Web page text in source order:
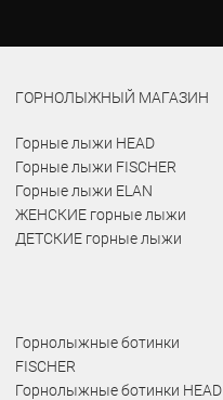
ГОРНОЛЫЖНЫЙ МАГАЗИН
Горные лыжи HEAD
Горные лыжи FISCHER
Горные лыжи ELAN
ЖЕНСКИЕ горные лыжи
ДЕТСКИЕ горные лыжи
Горнолыжные ботинки
FISCHER
Горнолыжные ботинки HEAD